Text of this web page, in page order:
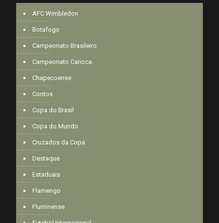
AFC Wimbledon
Botafogo
Campeonato Brasileiro
Campeonato Carioca
Chapecoense
Contos
Copa do Brasil
Copa do Mundo
Cruzados da Copa
Destaque
Estaduais
Flamengo
Fluminense